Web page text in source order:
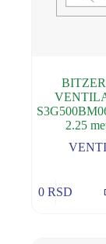
2.25
0RSD